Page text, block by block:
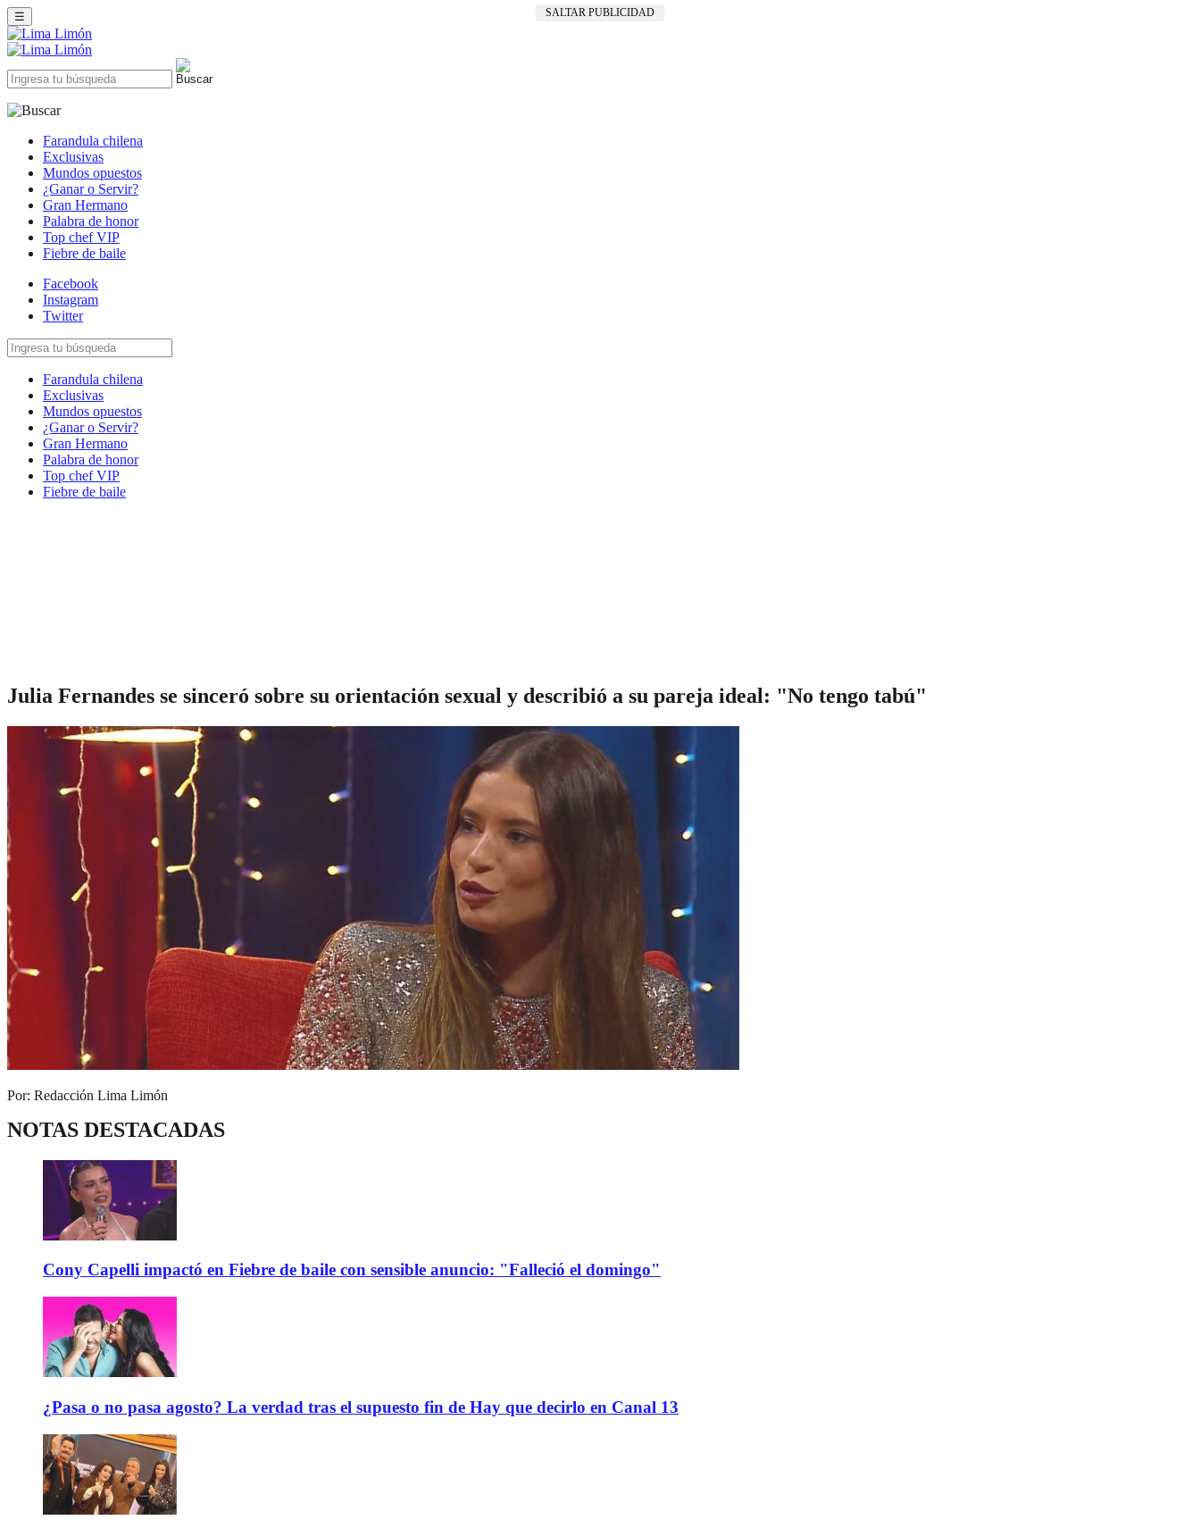
SALTAR PUBLICIDAD
☰
Farandula chilena
Exclusivas
Mundos opuestos
¿Ganar o Servir?
Gran Hermano
Palabra de honor
Top chef VIP
Fiebre de baile
Facebook
Instagram
Twitter
Farandula chilena
Exclusivas
Mundos opuestos
¿Ganar o Servir?
Gran Hermano
Palabra de honor
Top chef VIP
Fiebre de baile
Julia Fernandes se sinceró sobre su orientación sexual y describió a su pareja ideal: "No tengo tabú"
Por: Redacción Lima Limón
NOTAS DESTACADAS
Cony Capelli impactó en Fiebre de baile con sensible anuncio: "Falleció el domingo"
¿Pasa o no pasa agosto? La verdad tras el supuesto fin de Hay que decirlo en Canal 13